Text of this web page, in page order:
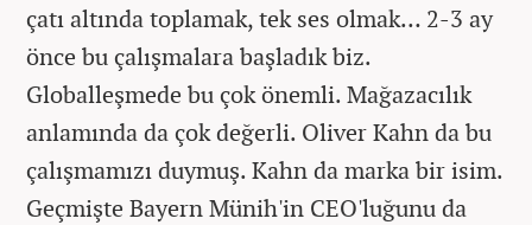
çatı altında toplamak, tek ses olmak… 2-3 ay
önce bu çalışmalara başladık biz.
Globalleşmede bu çok önemli. Mağazacılık
anlamında da çok değerli. Oliver Kahn da bu
çalışmamızı duymuş. Kahn da marka bir isim.
Geçmişte Bayern Münih'in CEO'luğunu da